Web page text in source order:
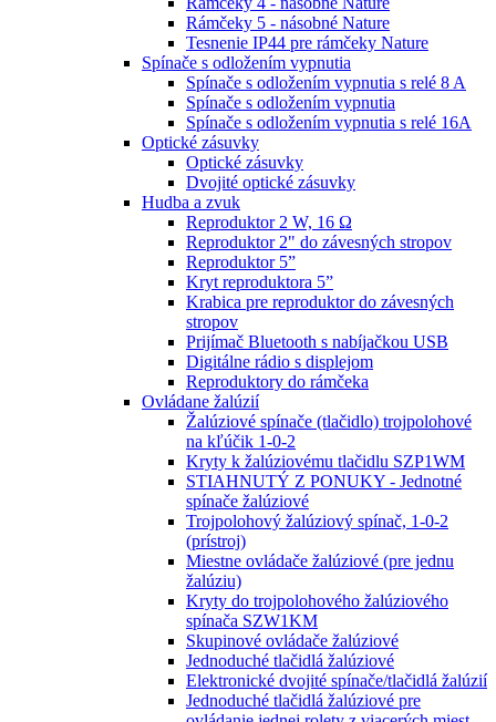
Rámčeky 5 - násobné Nature
Tesnenie IP44 pre rámčeky Nature
Spínače s odložením vypnutia
Spínače s odložením vypnutia s relé 8 A
Spínače s odložením vypnutia
Spínače s odložením vypnutia s relé 16A
Optické zásuvky
Optické zásuvky
Dvojité optické zásuvky
Hudba a zvuk
Reproduktor 2 W, 16 Ω
Reproduktor 2" do závesných stropov
Reproduktor 5”
Kryt reproduktora 5”
Krabica pre reproduktor do závesných
stropov
Prijímač Bluetooth s nabíjačkou USB
Digitálne rádio s displejom
Reproduktory do rámčeka
Ovládane žalúzií
Žalúziové spínače (tlačidlo) trojpolohové
na kľúčik 1-0-2
Kryty k žalúziovému tlačidlu SZP1WM
STIAHNUTÝ Z PONUKY - Jednotné
spínače žalúziové
Trojpolohový žalúziový spínač, 1-0-2
(prístroj)
Miestne ovládače žalúziové (pre jednu
žalúziu)
Kryty do trojpolohového žalúziového
spínača SZW1KM
Skupinové ovládače žalúziové
Jednoduché tlačidlá žalúziové
Elektronické dvojité spínače/tlačidlá žalúzií
Jednoduché tlačidlá žalúziové pre